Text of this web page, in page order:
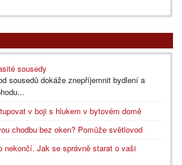
sousedy
sousedů dokáže znepříjemnit bydlení a
v boji s hlukem v bytovém domě
chodbu bez oken? Pomůže světlovod
nekončí. Jak se správně starat o vaši